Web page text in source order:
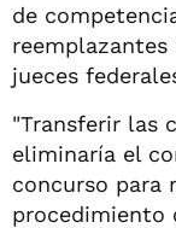
de
jueces
"Transferir las
eliminaría el
concurso para
procedimiento